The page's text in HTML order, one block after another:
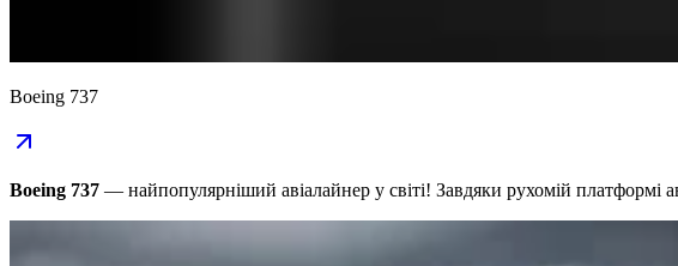
Boeing 737
Boeing 737 — найпопулярніший авіалайнер у світі! Завдяки рухомій платформі